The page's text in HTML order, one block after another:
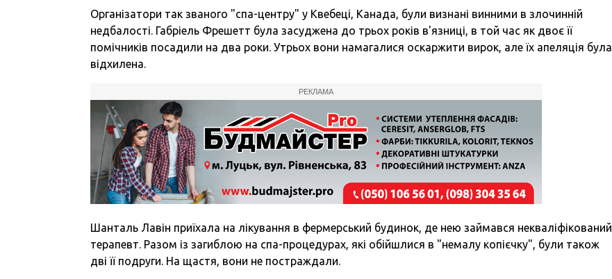
Організатори так званого "спа-центру" у Квебеці, Канада, були визнані винними в злочинній
недбалості. Габріель Фрешетт була засуджена до трьох років в'язниці, в той час як двоє її
помічників посадили на два роки. Утрьох вони намагалися оскаржити вирок, але їх апеляція була
відхилена.
РЕКЛАМА
Шанталь Лавін приїхала на лікування в фермерський будинок, де нею займався некваліфікований
терапевт. Разом із загиблою на спа-процедурах, які обійшлися в "немалу копієчку", були також
дві її подруги. На щастя, вони не постраждали.